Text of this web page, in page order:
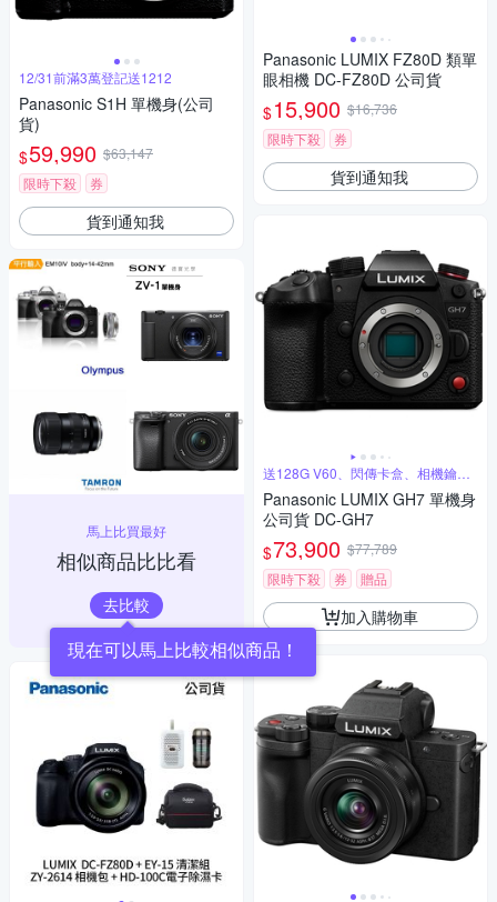
12/31前滿3萬登記送1212
Panasonic S1H 單機身(公司
貨)
$59,990 $63,147
限時下殺
券
貨到通知我
馬上比買最好
相似商品比比看
去比較
現在可以馬上比較相似商品！
Panasonic LUMIX FZ80D 類單
眼相機 DC-FZ80D 公司貨
$15,900 $16,736
限時下殺
券
貨到通知我
送128G V60、閃傳卡盒、相機鑰匙
圈
Panasonic LUMIX GH7 單機身
公司貨 DC-GH7
$73,900 $77,789
限時下殺
券 贈品
加入購物車